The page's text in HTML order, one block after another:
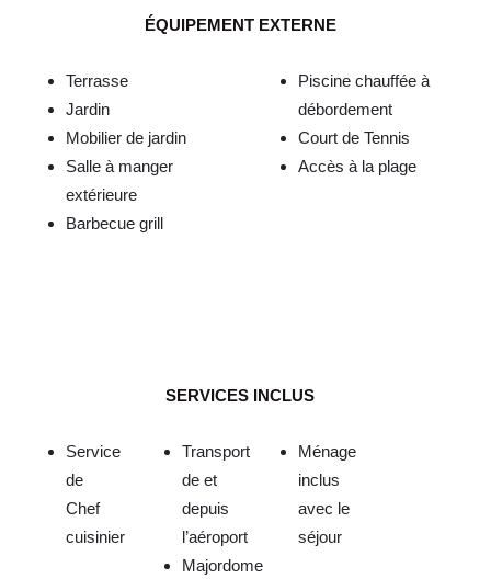
ÉQUIPEMENT EXTERNE
Terrasse
Jardin
Mobilier de jardin
Salle à manger
extérieure
Barbecue grill
Piscine chauffée à
débordement
Court de Tennis
Accès à la plage
SERVICES INCLUS
Service
de
Chef
cuisinier
Transport
de et
depuis
l’aéroport
Majordome
Ménage
inclus
avec le
séjour